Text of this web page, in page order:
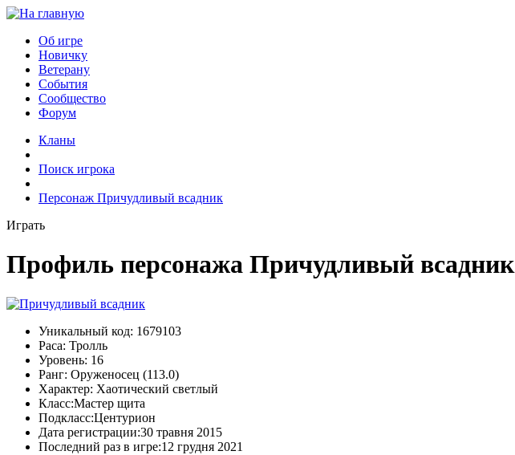
Об игре
Новичку
Ветерану
События
Сообщество
Форум
Кланы
Поиск игрока
Персонаж Причудливый всадник
Играть
Профиль персонажа Причудливый всадник
Уникальный код: 1679103
Раса: Тролль
Уровень: 16
Ранг: Оруженосец (113.0)
Характер: Хаотический светлый
Класс:Мастер щита
Подкласс:Центурион
Дата регистрации:30 травня 2015
Последний раз в игре:12 грудня 2021